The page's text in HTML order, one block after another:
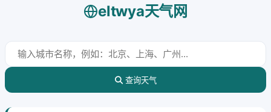
eltwya天气网
查询天气